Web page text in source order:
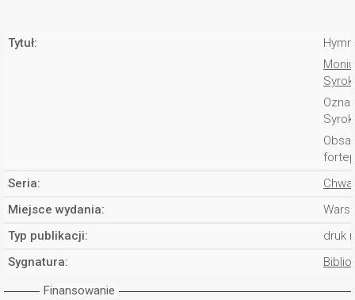
Tytuł:
Seria:
Miejsce wydania:
Typ publikacji:
druk
Sygnatura:
Finansowanie